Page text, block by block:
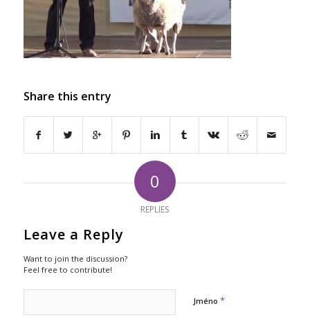
Share this entry
0
REPLIES
Leave a Reply
Want to join the discussion?
Feel free to contribute!
Jméno *